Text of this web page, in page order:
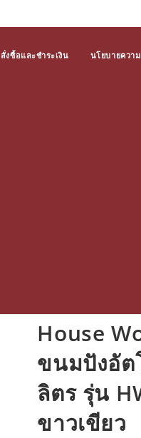
สั่งซื้อและชำระเงิน นโยบายควา
House
ขนมปังอัต
ลิตร รุ่น
ขาวเขียว